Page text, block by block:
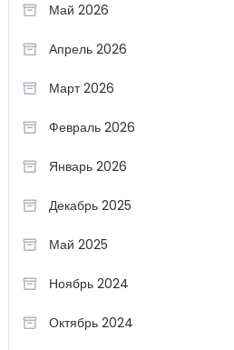
Май 2026
Апрель 2026
Март 2026
Февраль 2026
Январь 2026
Декабрь 2025
Май 2025
Ноябрь 2024
Октябрь 2024